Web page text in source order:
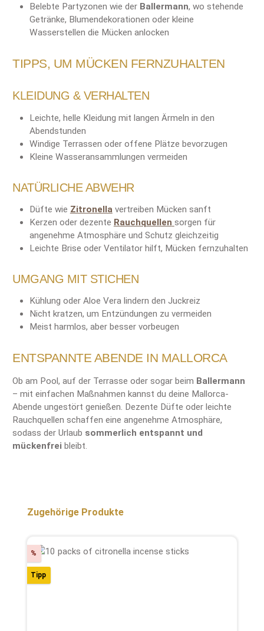
Belebte Partyzonen wie der Ballermann, wo stehende
Getränke, Blumendekorationen oder kleine
Wasserstellen die Mücken anlocken
TIPPS, UM MÜCKEN FERNZUHALTEN
KLEIDUNG & VERHALTEN
Leichte, helle Kleidung mit langen Ärmeln in den
Abendstunden
Windige Terrassen oder offene Plätze bevorzugen
Kleine Wasseransammlungen vermeiden
NATÜRLICHE ABWEHR
Düfte wie Zitronella vertreiben Mücken sanft
Kerzen oder dezente Rauchquellen sorgen für
angenehme Atmosphäre und Schutz gleichzeitig
Leichte Brise oder Ventilator hilft, Mücken fernzuhalten
UMGANG MIT STICHEN
Kühlung oder Aloe Vera lindern den Juckreiz
Nicht kratzen, um Entzündungen zu vermeiden
Meist harmlos, aber besser vorbeugen
ENTSPANNTE ABENDE IN MALLORCA
Ob am Pool, auf der Terrasse oder sogar beim Ballermann
– mit einfachen Maßnahmen kannst du deine Mallorca-
Abende ungestört genießen. Dezente Düfte oder leichte
Rauchquellen schaffen eine angenehme Atmosphäre,
sodass der Urlaub sommerlich entspannt und
mückenfrei bleibt.
Produktgalerie überspringen
Zugehörige Produkte
% Rabatt
Tipp